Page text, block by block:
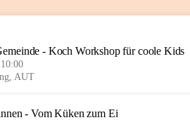
- Koch Workshop für coole Kids
AUT
- Vom Küken zum Ei